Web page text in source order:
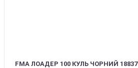
FMA ЛОАДЕР 100 КУЛЬ ЧОРНИЙ 18837